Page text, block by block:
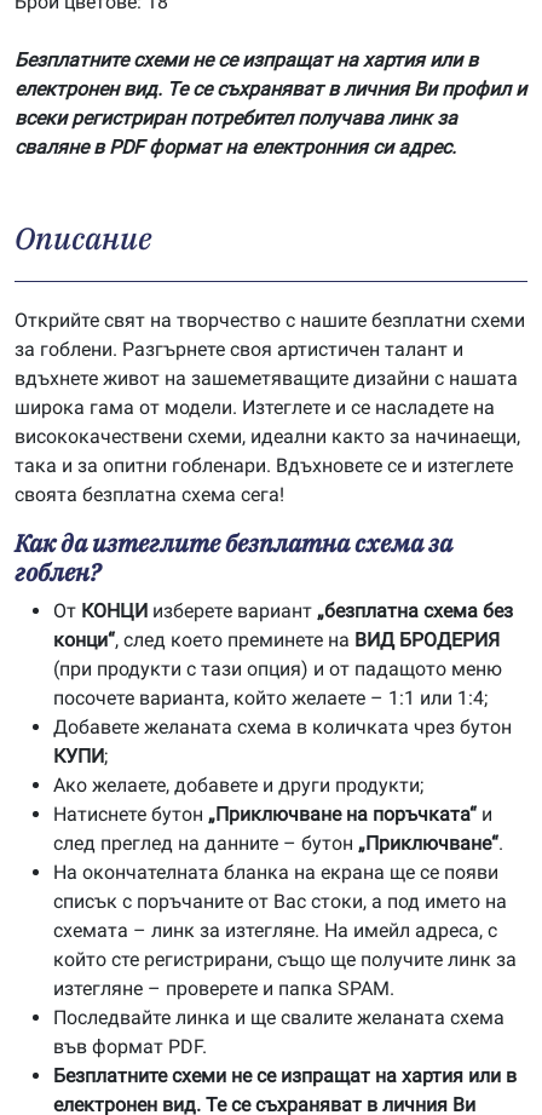
Безплатните схеми не се изпращат на хартия или в
електронен вид. Те се съхраняват в личния Ви профил и
всеки регистриран потребител получава линк за
сваляне в PDF формат на електронния си адрес.
Описание
Открийте свят на творчество с нашите безплатни схеми
за гоблени. Разгърнете своя артистичен талант и
вдъхнете живот на зашеметяващите дизайни с нашата
широка гама от модели. Изтеглете и се насладете на
висококачествени схеми, идеални както за начинаещи,
така и за опитни гобленари. Вдъхновете се и изтеглете
своята безплатна схема сега!
Как да изтеглите безплатна схема за
гоблен?
От КОНЦИ изберете вариант „безплатна схема без
конци“, след което преминете на ВИД БРОДЕРИЯ
(при продукти с тази опция) и от падащото меню
посочете варианта, който желаете – 1:1 или 1:4;
Добавете желаната схема в количката чрез бутон
КУПИ;
Ако желаете, добавете и други продукти;
Натиснете бутон „Приключване на поръчката“ и
след преглед на данните – бутон „Приключване“.
На окончателната бланка на екрана ще се появи
списък с поръчаните от Вас стоки, а под името на
схемата – линк за изтегляне. На имейл адреса, с
който сте регистрирани, също ще получите линк за
изтегляне – проверете и папка SPAM.
Последвайте линка и ще свалите желаната схема
във формат PDF.
Безплатните схеми не се изпращат на хартия или в
електронен вид. Те се съхраняват в личния Ви